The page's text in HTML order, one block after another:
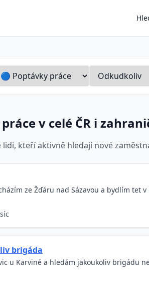
v celé ČR i
lidi, kteří aktivně hledají nové
ze Žďáru nad Sázavou a bydlím tet
brigáda
u Karviné a hledám jakoukoliv brigádu